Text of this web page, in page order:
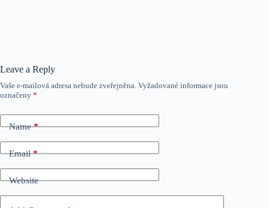
Leave a Reply
Vaše e-mailová adresa nebude zveřejněna. Vyžadované informace jsou
označeny *
Name*
Email*
Website